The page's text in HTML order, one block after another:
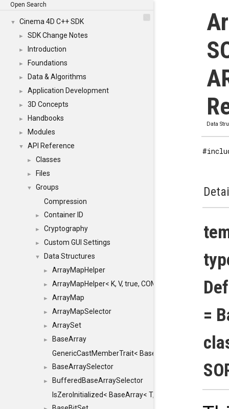
Open Search
▼ Cinema 4D C++ SDK
► SDK Change Notes
► Introduction
► Foundations
► Data & Algorithms
► Application Development
► 3D Concepts
► Handbooks
► Modules
▼ API Reference
► Classes
► Files
▼
Groups
Compression
► Container ID
► Cryptography
► Custom GUI Settings
▼ Data Structures
► ArrayMapHelper
► ArrayMapHelper< K, V, true, COMPARE, ARRAY >
► ArrayMap
► ArrayMapSelector
► ArraySet
►
BaseArray
GenericCastMemberTrait< BaseArray< TO >,
► BaseArraySelector
►
BufferedBaseArraySelector
IsZeroInitialized< BaseArray< T, MINCHUNKSIZE,
Data
=